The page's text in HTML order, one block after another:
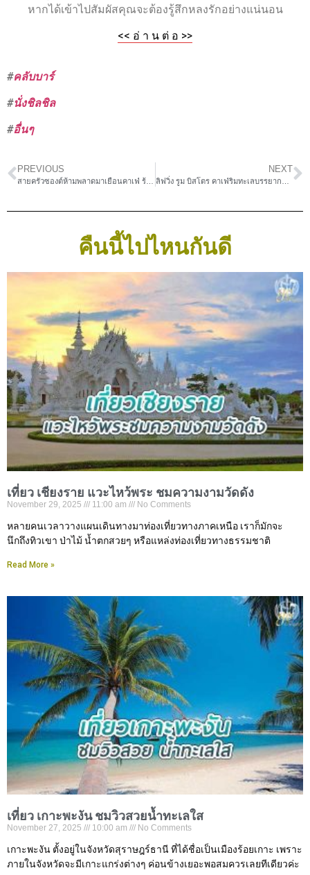
หากได้เข้าไปสัมผัสคุณจะต้องรู้สึกหลงรักอย่างแน่นอน
<< อ่ า น ต่ อ >>
#คลับบาร์
#นั่งชิลชิล
#อื่นๆ
PREVIOUS NEXT
คืนนี้ไปไหนกันดี
เที่ยว เชียงราย แวะไหว้พระ ชมความงามวัดดัง
November 29, 2025 11:00 am No Comments
หลายคนเวลาวางแผนเดินทางมาท่องเที่ยวทางภาคเหนือ เราก็มักจะ
นึกถึงทิวเขา ป่าไม้ น้ำตกสวยๆ หรือแหล่งท่องเที่ยวทางธรรมชาติ
Read More »
เที่ยว เกาะพะงัน ชมวิวสวยน้ำทะเลใส
November 27, 2025 10:00 am No Comments
เกาะพะงัน ตั้งอยู่ในจังหวัดสุราษฎร์ธานี ที่ได้ชื่อเป็นเมืองร้อยเกาะ เพราะ
ภายในจังหวัดจะมีเกาะแกร่งต่างๆ ค่อนข้างเยอะพอสมควรเลยทีเดียวค่ะ